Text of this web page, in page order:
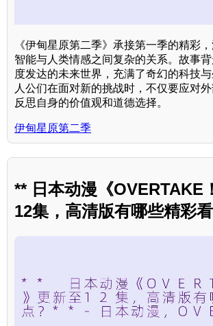
《伊甸星原第二季》承接第一季的精彩
智能与人类情感之间复杂的关系。故事
度发达的未来世界，充满了奇幻的科技
人公们在面对新的挑战时，不仅要应对
反思自身的价值观和道德选择。
伊甸星原第二季
** 日本动漫《OVERTAKE
12集，高清版有哪些精彩